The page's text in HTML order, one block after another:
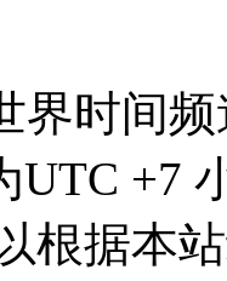
界时间
UTC +7
根据本